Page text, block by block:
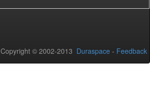
Copyright © 2002-2013 Duraspace - Feedback